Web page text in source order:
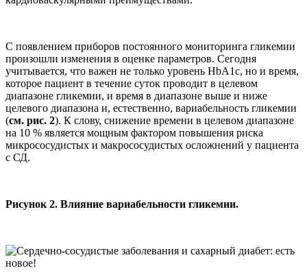
С появлением приборов постоянного мониторинга гликемии
произошли изменения в оценке параметров. Сегодня
учитывается, что важен не только уровень HbA1c, но и время,
которое пациент в течение суток проводит в целевом
диапазоне гликемии, и время в диапазоне выше и ниже
целевого диапазона и, естественно, вариабельность гликемии
(см. рис. 2). К слову, снижение времени в целевом диапазоне
на 10 % является мощным фактором повышения риска
микрососудистых и макрососудистых осложнений у пациента
с СД.
Рисунок 2. Влияние вариабельности гликемии.